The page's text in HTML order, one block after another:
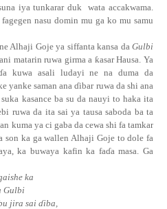
iya tunkarar duk
wata accakwama.
nasu domin mu ga ko mu samu
Alhaji Goje ya siffanta kansa daGulbi
matarin ruwa girma a ƙasar Hausa. Ya
a kuwa asali ludayi ne na duma da
yanke saman ana ɗibar ruwa da shi ana
kasance ba su da nauyi to haka ita
ruwa da ita sai ya tausa saboda ba ta
kuma ya ci gaba da cewa shi fa tamkar
son ka ga wallen Alhaji Goje to dole fa
ka buwaya kafin ka faɗamasa. Ga
ka
Gulbi
jira sai ɗiba,